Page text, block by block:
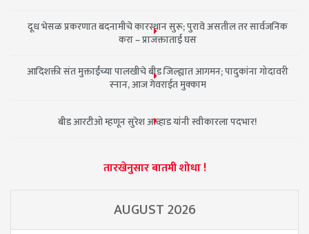
दूध भेसळ प्रकरणात बदनामीचे कारस्थान सुरू; पुरावे असतील तर सार्वजनिक
करा – प्राजक्ताताई घस
आदिशक्ती संत मुक्ताईंच्या पालखीचे बीड जिल्ह्यात आगमन; पादुकांना गोदावरी
स्नान, आज गेवराईत मुक्काम
बीड आरटीओ म्हणून सुरेश आव्हाड यांनी स्वीकारला पदभार!
तारखेनुसार बातमी शोधा !
AUGUST 2026